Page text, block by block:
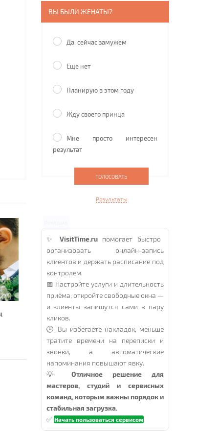
ВЫ БЫЛИ ЖЕНАТЫ?
Да, сейчас замужем
Еще нет
Планирую в этом году
Жду своего принца
Мне просто интересен
результат
Результаты
✨VisitTime.ru помогает быстро
организовать онлайн-запись
клиентов и держать расписание под
контролем.
📅 Настройте услуги и длительность
приёма, откройте свободные окна —
и клиенты запишутся сами в пару
кликов.
🕒 Вы избегаете накладок, меньше
тратите времени на переписки и
звонки, а автоматические
напоминания повышают явку.
💡 Отличное решение для
мастеров, студий и сервисных
команд, которым важны порядок и
стабильная загрузка.
✅ Начать пользоваться сервисом